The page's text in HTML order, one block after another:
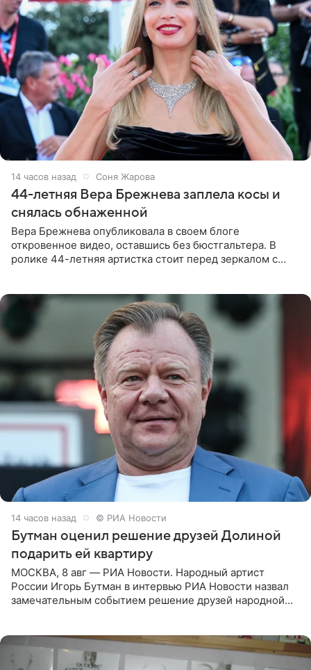
14 часов назад Соня Жарова
44-летняя Вера Брежнева заплела косы и
снялась обнаженной
Вера Брежнева опубликовала в своем блоге
откровенное видео, оставшись без бюстгальтера. В
ролике 44-летняя артистка стоит перед зеркалом с
14 часов назад © РИА Новости
Бутман оценил решение друзей Долиной
подарить ей квартиру
МОСКВА, 8 авг — РИА Новости. Народный артист
России Игорь Бутман в интервью РИА Новости назвал
замечательным событием решение друзей народной